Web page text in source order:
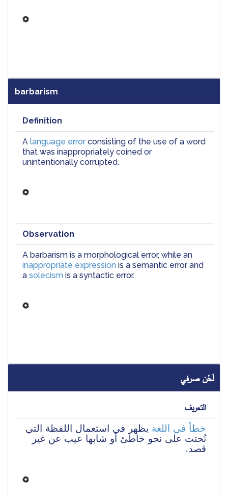
barbarism
Definition
A language error consisting of the use of a word
that was inappropriately coined or
unintentionally corrupted.
Observation
A barbarism is a morphological error, while an
inappropriate expression is a semantic error and
a solecism is a syntactic error.
لَحْن صرفي
التعريف
خطأ في اللغة
نُحتت على نحو خاطئ أو شابها عيب عن غير
قصد.